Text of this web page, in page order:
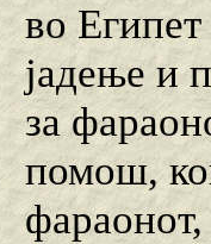
во
јадење и
за
помош,